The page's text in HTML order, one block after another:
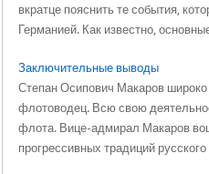
вкратце пояснить те события,
Германией. Как известно,
Заключительные выводы
Степан Осипович Макаров широко
флотоводец. Всю свою
флота. Вице-адмирал Макаров
прогрессивных традиций